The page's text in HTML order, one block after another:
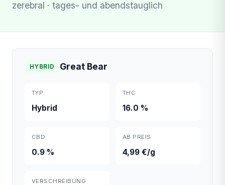
zerebral · tages- und abendstauglich
HYBRID Great Bear
TYP
Hybrid
THC
16.0 %
CBD
0.9 %
AB PREIS
4,99 €/g
VERSCHREIBUNG